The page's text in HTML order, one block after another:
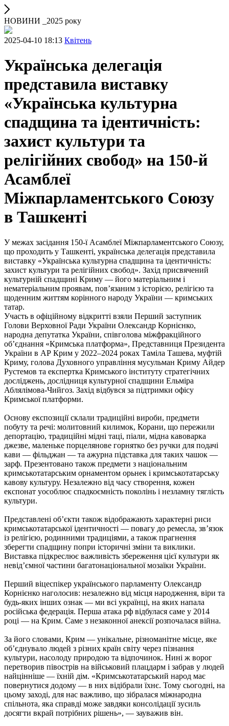
НОВИНИ _2025 року
2025-04-10 18:13 Квітень
Українська делегація
представила виставку
«Українська культурна
спадщина та ідентичність:
захист культури та
релігійних свобод» на 150-й
Асамблеї
Міжпарламентського Союзу
в Ташкенті
У межах засідання 150-ї Асамблеї Міжпарламентського Союзу,
що проходить у Ташкенті, українська делегація представила
виставку «Українська культурна спадщина та ідентичність:
захист культури та релігійних свобод». Захід присвячений
культурній спадщині Криму — його матеріальним і
нематеріальним проявам, пов’язаним з історією, релігією та
щоденним життям корінного народу України — кримських
татар.
Участь в офіційному відкритті взяли Перший заступник
Голови Верховної Ради України Олександр Корнієнко,
народна депутатка України, співголова міжфракційного
об’єднання «Кримська платформа», Представниця Президента
України в АР Крим у 2022–2024 роках Таміла Ташева, муфтій
Криму, голова Духовного управління мусульман Криму Айдер
Рустемов та експертка Кримського інституту стратегічних
досліджень, дослідниця культурної спадщини Ельміра
Аблялімова-Чийгоз. Захід відбувся за підтримки офісу
Кримської платформи.
Основу експозиції склали традиційні вироби, предмети
побуту та речі: молитовний килимок, Корани, що пережили
депортацію, традиційні мідні таці, піали, мідна кавоварка
джезве, маленьке порцелянове горнятко без ручки для подачі
кави — фільджан — та ажурна підставка для таких чашок —
зарф. Презентовано також предмети з національним
кримськотатарським орнаментом орьнек і кримськотатарську
кавову культуру. Незалежно від часу створення, кожен
експонат уособлює спадкоємність поколінь і незламну тяглість
культури.
Представлені об’єкти також відображають характерні риси
кримськотатарської ідентичності — повагу до ремесла, зв’язок
із релігією, родинними традиціями, а також прагнення
зберегти спадщину попри історичні зміни та виклики.
Виставка підкреслює важливість збереження цієї культури як
невід’ємної частини багатонаціональної мозаїки України.
Перший віцеспікер українського парламенту Олександр
Корнієнко наголосив: незалежно від місця народження, віри та
будь-яких інших ознак — ми всі українці, на яких напала
російська федерація. Перша атака рф відбулася саме у 2014
році — на Крим. Саме з незаконної анексії розпочалася війна.
За його словами, Крим — унікальне, різноманітне місце, яке
об’єднувало людей з різних країн світу через пізнання
культури, насолоду природою та відпочинок. Нині ж ворог
перетворив півострів на військовий плацдарм і забрав у людей
найцінніше — їхній дім. «Кримськотатарський народ має
повернутися додому — в них відібрали їхнє. Тому сьогодні, на
цьому заході, для нас важливо, що зібралася міжнародна
спільнота, яка справді може завдяки консолідації зусиль
досягти вкрай потрібних рішень», — зауважив він.